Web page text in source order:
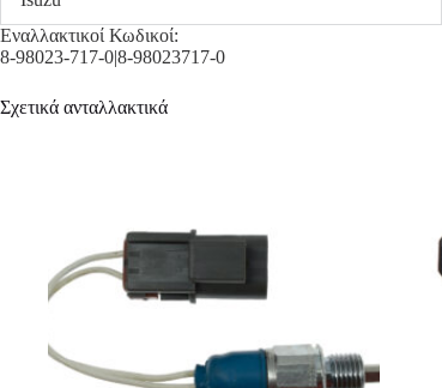
Εναλλακτικοί Κωδικοί:
8-98023-717-0|8-98023717-0
Σχετικά ανταλλακτικά